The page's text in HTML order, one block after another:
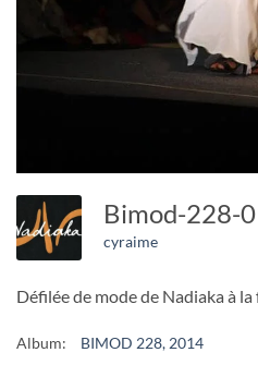
Bimod-228-
cyraime
Défilée de mode de Nadiaka à
Album: BIMOD 228, 2014